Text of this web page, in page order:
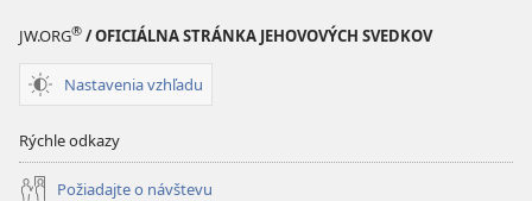
JW.ORG® / OFICIÁLNA STRÁNKA JEHOVOVÝCH SVEDKOV
Nastavenia vzhľadu
Rýchle odkazy
Požiadajte o návštevu